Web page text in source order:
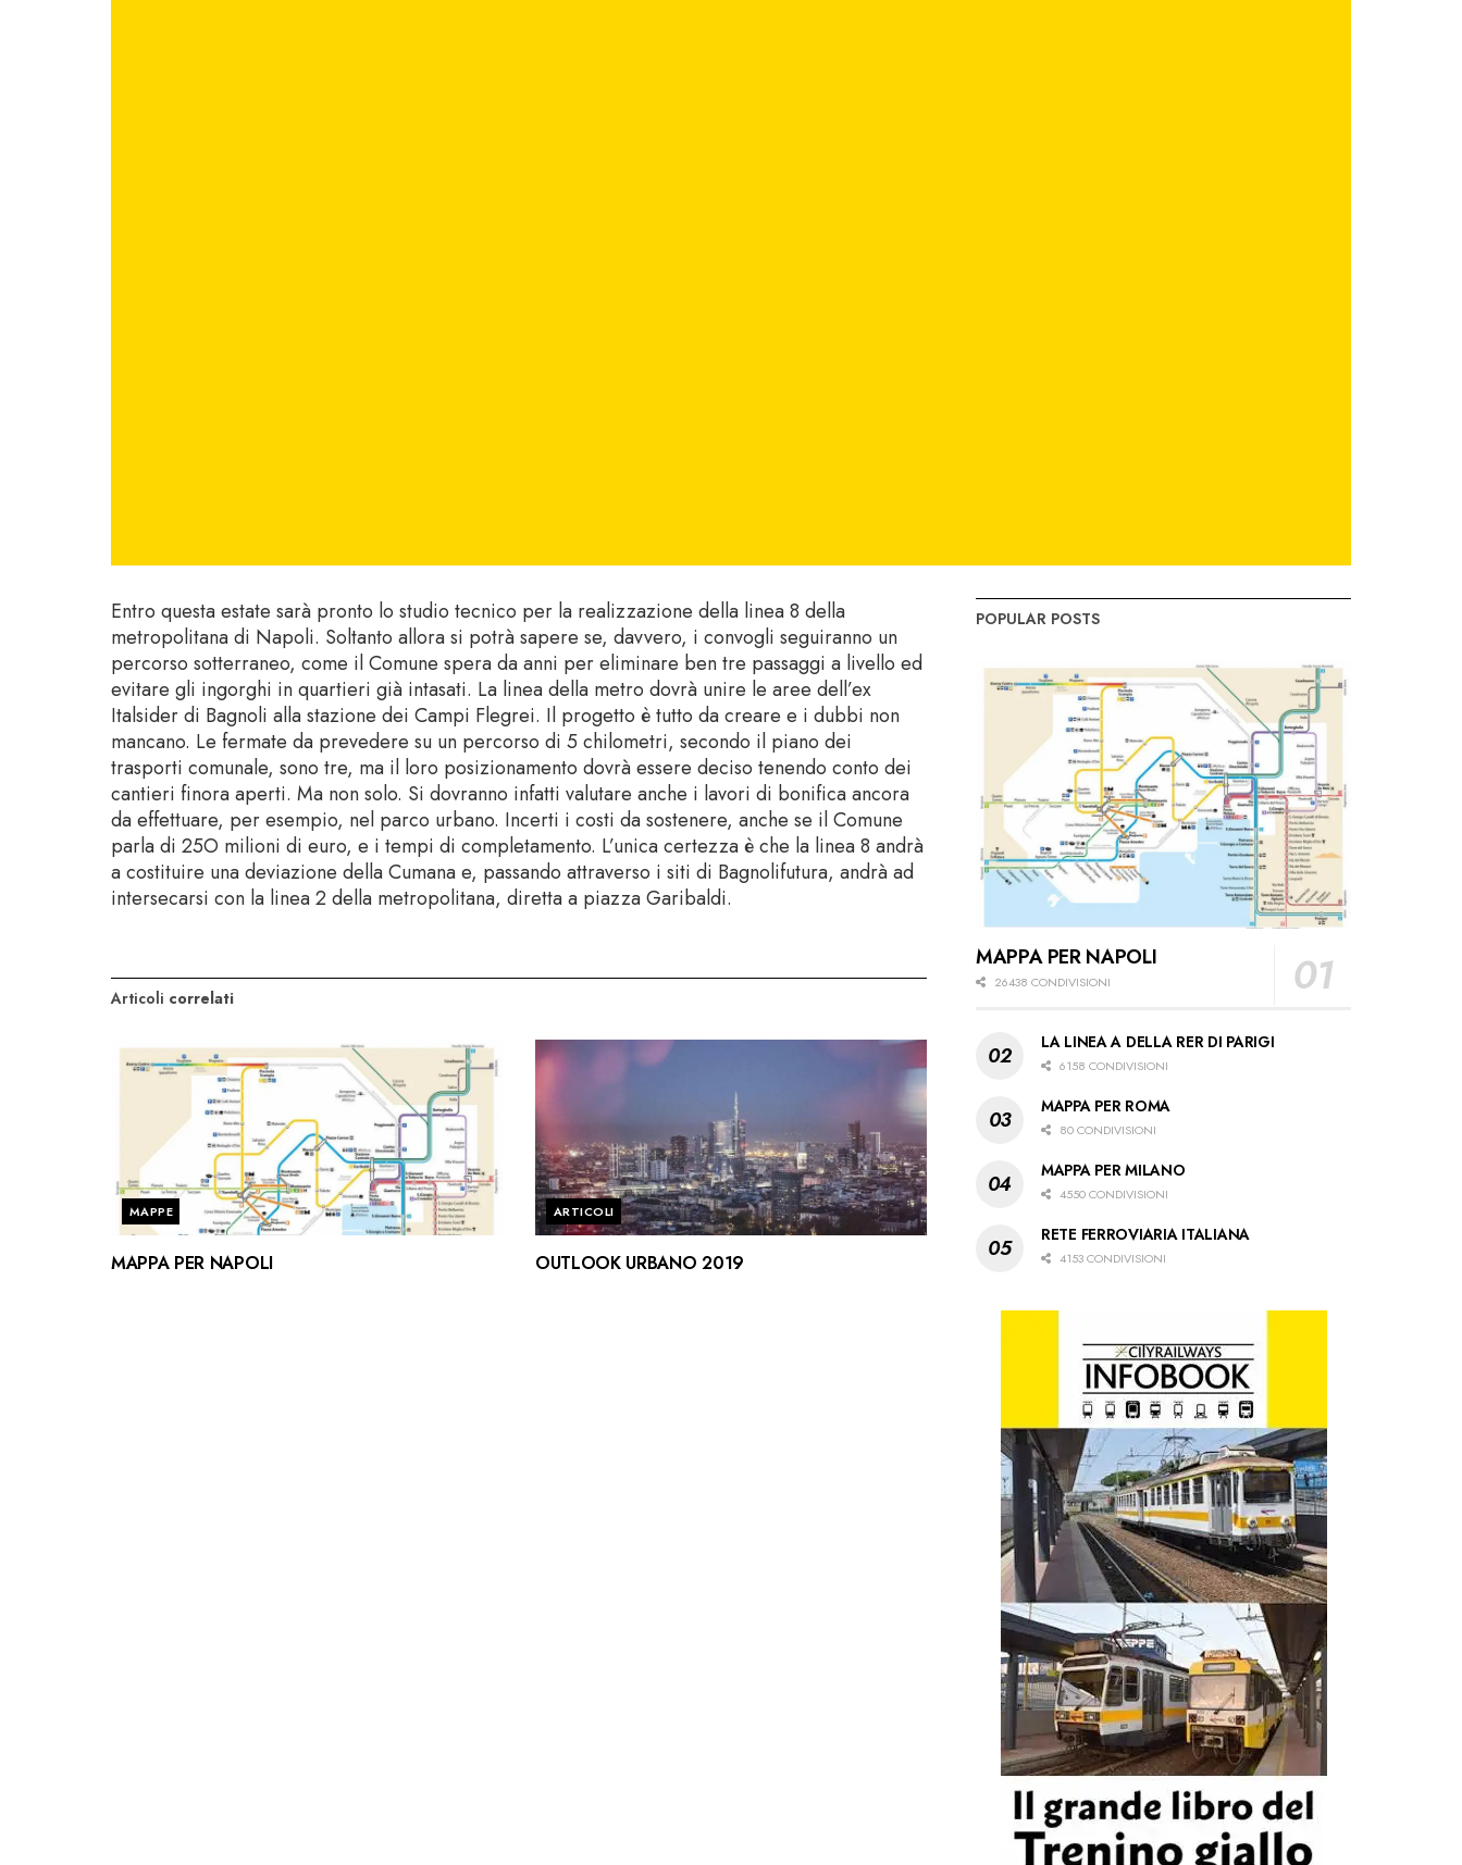
Entro questa estate sarà pronto lo studio tecnico per la realizzazione della linea 8 della
metropolitana di Napoli. Soltanto allora si potrà sapere se, davvero, i convogli seguiranno un
percorso sotterraneo, come il Comune spera da anni per eliminare ben tre passaggi a livello ed
evitare gli ingorghi in quartieri già intasati. La linea della metro dovrà unire le aree dell’ex
Italsider di Bagnoli alla stazione dei Campi Flegrei. Il progetto è tutto da creare e i dubbi non
mancano. Le fermate da prevedere su un percorso di 5 chilometri, secondo il piano dei
trasporti comunale, sono tre, ma il loro posizionamento dovrà essere deciso tenendo conto dei
cantieri finora aperti. Ma non solo. Si dovranno infatti valutare anche i lavori di bonifica ancora
da effettuare, per esempio, nel parco urbano. Incerti i costi da sostenere, anche se il Comune
parla di 25O milioni di euro, e i tempi di completamento. L’unica certezza è che la linea 8 andrà
a costituire una deviazione della Cumana e, passando attraverso i siti di Bagnolifutura, andrà ad
intersecarsi con la linea 2 della metropolitana, diretta a piazza Garibaldi.
Articoli correlati
MAPPE
MAPPA PER NAPOLI
ARTICOLI
OUTLOOK URBANO 2019
POPULAR POSTS
MAPPA PER NAPOLI
26438 CONDIVISIONI
LA LINEA A DELLA RER DI PARIGI
6158 CONDIVISIONI
MAPPA PER ROMA
80 CONDIVISIONI
MAPPA PER MILANO
4550 CONDIVISIONI
RETE FERROVIARIA ITALIANA
4153 CONDIVISIONI